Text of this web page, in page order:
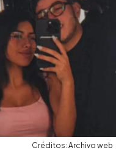
Créditos: Archivo web